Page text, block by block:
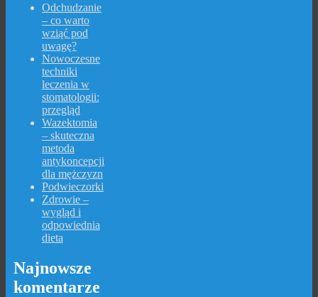
Odchudzanie
– co warto
wziąć pod
uwagę?
Nowoczesne
techniki
leczenia w
stomatologii:
przegląd
Wazektomia
– skuteczna
metoda
antykoncepcji
dla mężczyzn
Podwieczorki
Zdrowie –
wygląd i
odpowiednia
dieta
Najnowsze
komentarze